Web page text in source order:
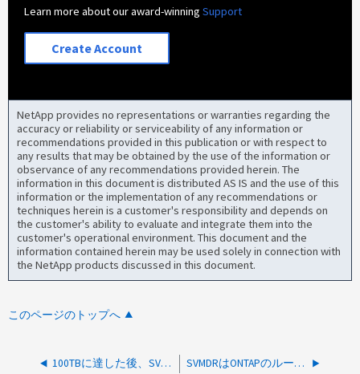
Learn more about our award-winningSupport
Create Account
NetApp provides no representations or warranties regarding the
accuracy or reliability or serviceability of any information or
recommendations provided in this publication or with respect to
any results that may be obtained by the use of the information or
observance of any recommendations provided herein. The
information in this document is distributed AS IS and the use of this
information or the implementation of any recommendations or
techniques herein is a customer's responsibility and depends on
the customer's ability to evaluate and integrate them into the
customer's operational environment. This document and the
information contained herein may be used solely in connection with
the NetApp products discussed in this document.
このページのトップへ
100TBに達した後、SVMDRの再同期が失敗し、エラーが表示される No space left on device SVMDRはONTAPのルートボリュームデータをレプリケートしません